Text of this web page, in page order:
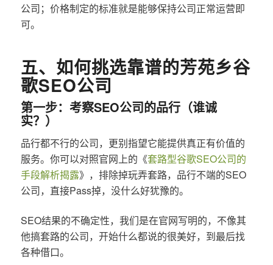
公司；价格制定的标准就是能够保持公司正常运营即
可。
五、如何挑选靠谱的芳苑乡谷
歌SEO公司
第一步：考察SEO公司的品行（谁诚
实？）
品行都不行的公司，更别指望它能提供真正有价值的
服务。你可以对照官网上的《套路型谷歌SEO公司的
手段解析揭露》，排除掉玩弄套路，品行不端的SEO
公司，直接Pass掉，没什么好犹豫的。
SEO结果的不确定性，我们是在官网写明的，不像其
他搞套路的公司，开始什么都说的很美好，到最后找
各种借口。